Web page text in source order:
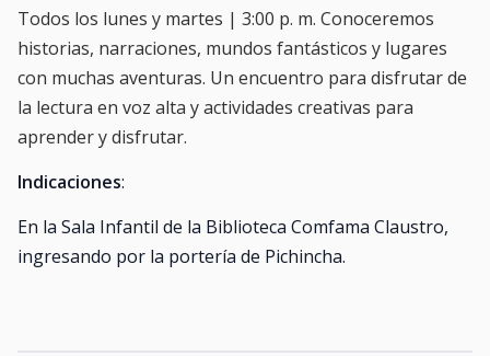
Todos los lunes y martes | 3:00 p. m. Conoceremos
historias, narraciones, mundos fantásticos y lugares
con muchas aventuras. Un encuentro para disfrutar de
la lectura en voz alta y actividades creativas para
aprender y disfrutar.
Indicaciones:
En la Sala Infantil de la Biblioteca Comfama Claustro,
ingresando por la portería de Pichincha.